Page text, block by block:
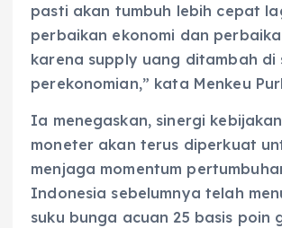
pasti akan tumbuh lebih cepat
perbaikan ekonomi dan
karena supply uang ditambah di
perekonomian,” kata Menkeu
Ia menegaskan, sinergi
moneter akan terus diperkuat
menjaga momentum
Indonesia sebelumnya telah
suku bunga acuan 25 basis poin